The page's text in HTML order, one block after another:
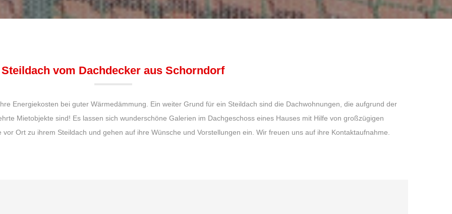
Steildach vom Dachdecker aus Schorndorf
Energiekosten bei guter Wärmedämmung. Ein weiter Grund für ein Steildach sind die Dachwohnungen, die aufgrund der
Mietobjekte sind! Es lassen sich wunderschöne Galerien im Dachgeschoss eines Hauses mit Hilfe von großzügigen
Ort zu ihrem Steildach und gehen auf ihre Wünsche und Vorstellungen ein. Wir freuen uns auf ihre Kontaktaufnahme.